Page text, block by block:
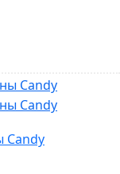
Candy